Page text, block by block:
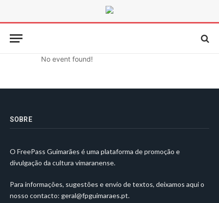
No event found!
SOBRE
O FreePass Guimarães é uma plataforma de promoção e
divulgação da cultura vimaranense.
Para informações, sugestões e envio de textos, deixamos aqui o
nosso contacto: geral@fpguimaraes.pt.